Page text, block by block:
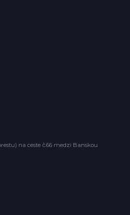
na ceste č.66 medzi Banskou